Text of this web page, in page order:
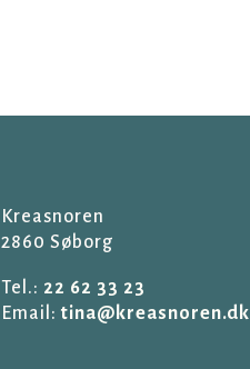
Kreasnoren
2860 Søborg
Tel.: 22 62 33 23
Email: tina@kreasnoren.dk